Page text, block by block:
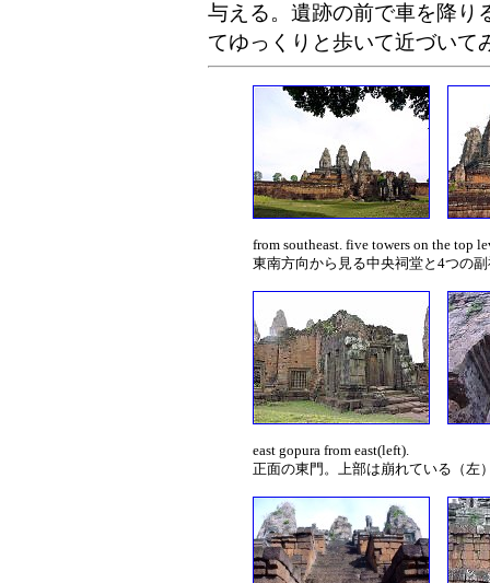
与える。遺跡の前で車を降り
てゆっくりと歩いて近づいて
from southeast. five towers on the top
東南方向から見る中央祠堂と4つの
east gopura from east(left).
正面の東門。上部は崩れている（左